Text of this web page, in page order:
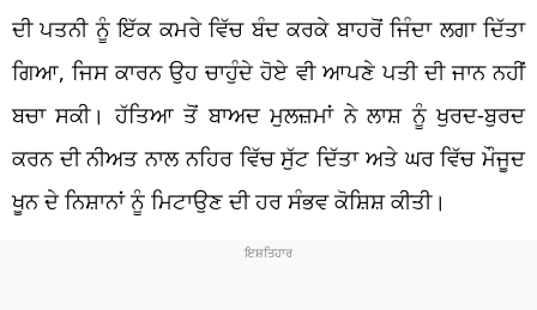
ਦੀ ਪਤਨੀ ਨੂੰ ਇੱਕ ਕਮਰੇ ਵਿੱਚ ਬੰਦ ਕਰਕੇ ਬਾਹਰੋਂ ਜਿੰਦਾ ਲਗਾ ਦਿੱਤਾ
ਗਿਆ, ਜਿਸ ਕਾਰਨ ਉਹ ਚਾਹੁੰਦੇ ਹੋਏ ਵੀ ਆਪਣੇ ਪਤੀ ਦੀ ਜਾਨ ਨਹੀਂ
ਬਚਾ ਸਕੀ। ਹੱਤਿਆ ਤੋਂ ਬਾਅਦ ਮੁਲਜ਼ਮਾਂ ਨੇ ਲਾਸ਼ ਨੂੰ ਖੁਰਦ-ਬੁਰਦ
ਕਰਨ ਦੀ ਨੀਅਤ ਨਾਲ ਨਹਿਰ ਵਿੱਚ ਸੁੱਟ ਦਿੱਤਾ ਅਤੇ ਘਰ ਵਿੱਚ ਮੌਜੂਦ
ਖੂਨ ਦੇ ਨਿਸ਼ਾਨਾਂ ਨੂੰ ਮਿਟਾਉਣ ਦੀ ਹਰ ਸੰਭਵ ਕੋਸ਼ਿਸ਼ ਕੀਤੀ।